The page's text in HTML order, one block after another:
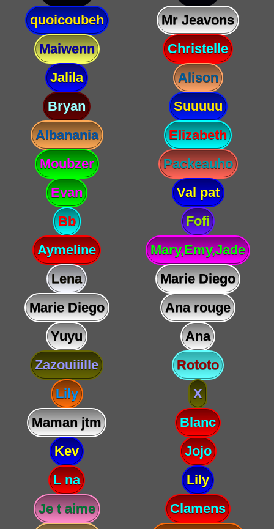
quoicoubeh
Mr Jeavons
Maiwenn
Christelle
Jalila
Alison
Bryan
Suuuuu
Albanania
Elizabeth
Moubzer
Packeauho
Evan
Val pat
Bb
Fofi
Aymeline
Mary,Emy,Jade
Lena
Marie Diego
Marie Diego
Ana rouge
Yuyu
Ana
Zazouiiille
Rototo
Lily
X
Maman jtm
Blanc
Kev
Jojo
L na
Lily
Je t aime
Clamens